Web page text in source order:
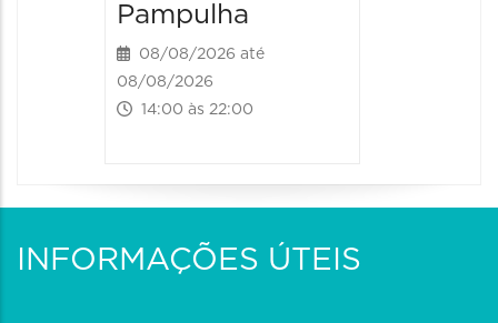
Pampulha
08/08/2026 até
08/08/2026
14:00 às 22:00
INFORMAÇÕES ÚTEIS